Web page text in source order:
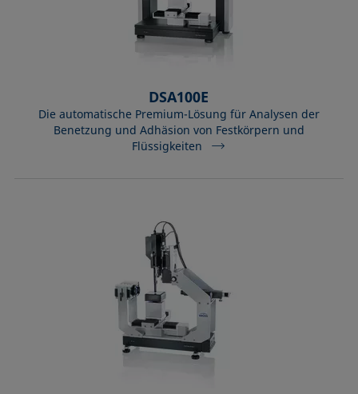
DSA100E
Die automatische Premium-Lösung für Analysen der
Benetzung und Adhäsion von Festkörpern und
Flüssigkeiten